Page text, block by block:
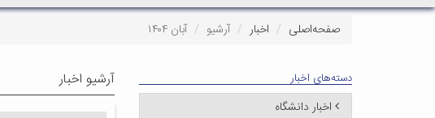
صفحه‌اصلی اخبار آرشیو آبان ۱۴۰۴
آرشیو اخبار دسته‌های اخبار
اخبار دانشگاه